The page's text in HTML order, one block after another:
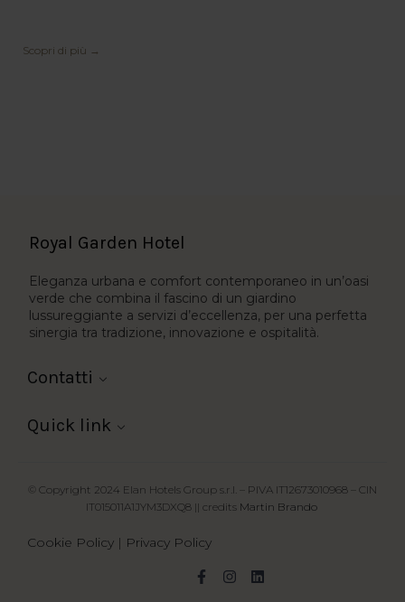
Scopri di più →
Royal Garden Hotel
Eleganza urbana e comfort contemporaneo in un’oasi
verde che combina il fascino di un giardino
lussureggiante a servizi d’eccellenza, per una perfetta
sinergia tra tradizione, innovazione e ospitalità.
Contatti
Quick link
© Copyright 2024 Elan Hotels Group s.r.l. – PIVA IT12673010968 – CIN
IT015011A1JYM3DXQ8 || credits Martin Brando
Cookie Policy | Privacy Policy